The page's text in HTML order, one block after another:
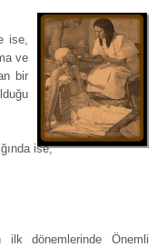
ise,
ve
bir
ise,
ilk dönemlerinde Önemli